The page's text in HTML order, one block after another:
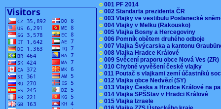
o 001 PF 2014
o 002 Standarta prezidenta ČR
o 003 Vlajky ve vestibulu Poslanecké
o 004 Vlajky v Melku (Rakousko)
o 005 Vlajka Bosny a Hercegoviny
o 006 Pomník obětem druhého odboje
o 007 Vlajka Švýcarska a kantonu
o 008 Vlajka Hradce Králové
o 009 Svěcení praporu obce Nová Ves
o 010 Chybné vyvěšení české vlajky
o 011 Poutač s vlajkami zemí účastníků
o 012 Vlajka obce Nedvězí (SY)
o 013 Vlajky Česka a Hradce Králové na
o 014 Vlajka SPŠStav v Hradci Králové
o 015 Vlajka Izraele